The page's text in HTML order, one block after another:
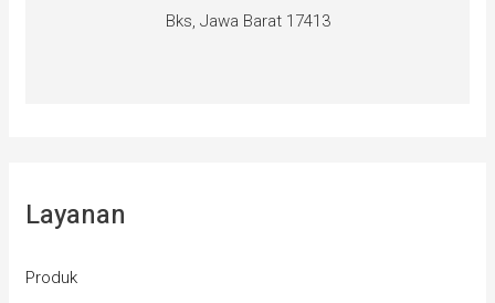
Bks, Jawa Barat 17413
Layanan
Produk